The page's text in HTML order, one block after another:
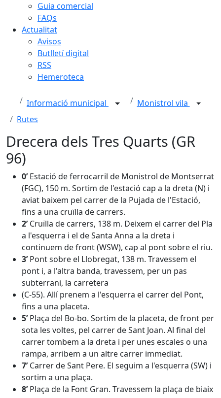
Guia comercial
FAQs
Actualitat
Avisos
Butlletí digital
RSS
Hemeroteca
Informació municipal
Monistrol vila
Rutes
Drecera dels Tres Quarts (GR
96)
0’Estació de ferrocarril de Monistrol de Montserrat
(FGC), 150 m. Sortim de l'estació cap a la dreta (N) i
aviat baixem pel carrer de la Pujada de l'Estació,
fins a una cruïlla de carrers.
2’Cruïlla de carrers, 138 m. Deixem el carrer del Pla
a l'esquerra i el de Santa Anna a la dreta i
continuem de front (WSW), cap al pont sobre el riu.
3’Pont sobre el Llobregat, 138 m. Travessem el
pont i, a l'altra banda, travessem, per un pas
subterrani, la carretera
(C-55). Allí prenem a l'esquerra el carrer del Pont,
fins a una placeta.
5’Plaça del Bo-bo. Sortim de la placeta, de front per
sota les voltes, pel carrer de Sant Joan. Al final del
carrer tombem a la dreta i per unes escales o una
rampa, arribem a un altre carrer immediat.
7’Carrer de Sant Pere. El seguim a l'esquerra (SW) i
sortim a una plaça.
8’Plaça de la Font Gran. Travessem la plaça de biaix